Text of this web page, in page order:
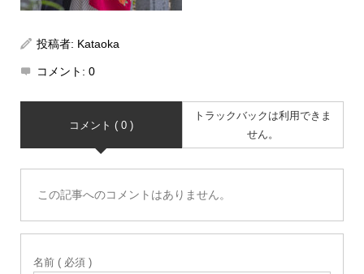
投稿者: Kataoka
コメント: 0
コメント ( 0 )
トラックバックは利用できま
せん。
この記事へのコメントはありません。
名前 ( 必須 )